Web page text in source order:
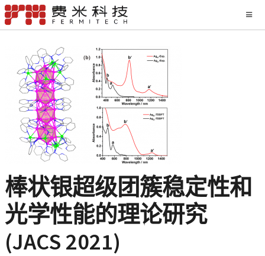
棒状银超级团簇稳定性和
光学性能的理论研究
(JACS 2021)